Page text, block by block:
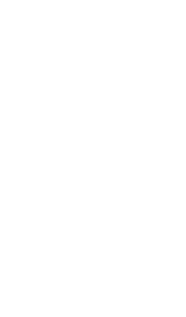
安全なユーザーです
了させた実績があります
実績があります
りません